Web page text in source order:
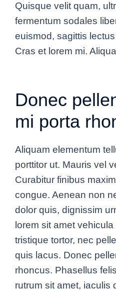
Quisque velit quam,
fermentum sodales
euismod, sagittis
Cras et lorem mi.
Donec
mi porta
Aliquam elementum
porttitor ut. Mauris vel
Curabitur finibus
congue. Aenean non
dolor quis, dignissim
lorem sit amet
tristique tortor, nec
quis lacus. Donec
rhoncus. Phasellus
rutrum sit amet, iaculis